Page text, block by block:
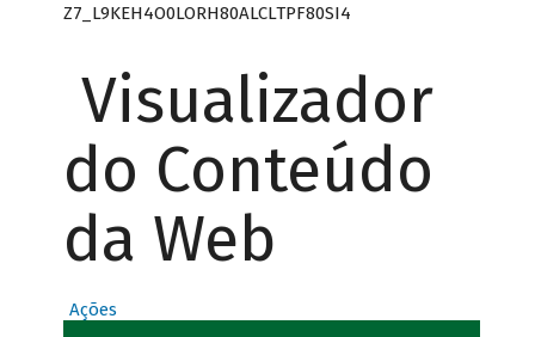
Z7_L9KEH4O0LORH80ALCLTPF80SI4
Visualizador
do Conteúdo
da Web
Ações